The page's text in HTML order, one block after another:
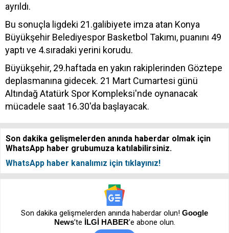
ayrıldı.
Bu sonuçla ligdeki 21.galibiyete imza atan Konya
Büyükşehir Belediyespor Basketbol Takımı, puanını 49
yaptı ve 4.sıradaki yerini korudu.
Büyükşehir, 29.haftada en yakın rakiplerinden Göztepe
deplasmanına gidecek. 21 Mart Cumartesi günü
Altındağ Atatürk Spor Kompleksi'nde oynanacak
mücadele saat 16.30'da başlayacak.
Son dakika gelişmelerden anında haberdar olmak için
WhatsApp haber grubumuza katılabilirsiniz.
WhatsApp haber kanalımız için tıklayınız!
Son dakika gelişmelerden anında haberdar olun! Google
News’te İLGİ HABER'e abone olun.